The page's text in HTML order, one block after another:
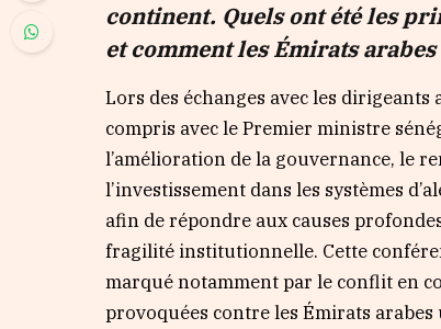
continent. Quels ont été les
et comment les Émirats
Lors des échanges avec les dirigeants
compris avec le Premier ministre
l’amélioration de la gouvernance, le
l’investissement dans les systèmes
afin de répondre aux causes
fragilité institutionnelle. Cette
marqué notamment par le conflit en
provoquées contre les Émirats